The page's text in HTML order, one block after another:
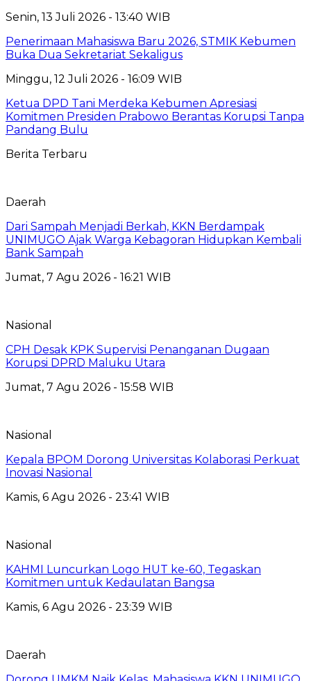
Senin, 13 Juli 2026 - 13:40 WIB
Penerimaan Mahasiswa Baru 2026, STMIK Kebumen
Buka Dua Sekretariat Sekaligus
Minggu, 12 Juli 2026 - 16:09 WIB
Ketua DPD Tani Merdeka Kebumen Apresiasi
Komitmen Presiden Prabowo Berantas Korupsi Tanpa
Pandang Bulu
Berita Terbaru
Daerah
Dari Sampah Menjadi Berkah, KKN Berdampak
UNIMUGO Ajak Warga Kebagoran Hidupkan Kembali
Bank Sampah
Jumat, 7 Agu 2026 - 16:21 WIB
Nasional
CPH Desak KPK Supervisi Penanganan Dugaan
Korupsi DPRD Maluku Utara
Jumat, 7 Agu 2026 - 15:58 WIB
Nasional
Kepala BPOM Dorong Universitas Kolaborasi Perkuat
Inovasi Nasional
Kamis, 6 Agu 2026 - 23:41 WIB
Nasional
KAHMI Luncurkan Logo HUT ke-60, Tegaskan
Komitmen untuk Kedaulatan Bangsa
Kamis, 6 Agu 2026 - 23:39 WIB
Daerah